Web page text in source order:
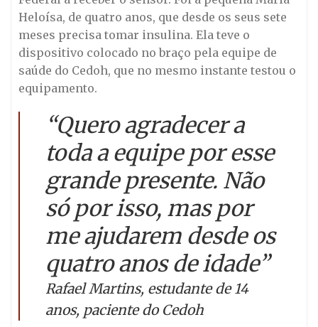
Heloísa, de quatro anos, que desde os seus sete
meses precisa tomar insulina. Ela teve o
dispositivo colocado no braço pela equipe de
saúde do Cedoh, que no mesmo instante testou o
equipamento.
“Quero agradecer a
toda a equipe por esse
grande presente. Não
só por isso, mas por
me ajudarem desde os
quatro anos de idade”
Rafael Martins, estudante de 14
anos, paciente do Cedoh